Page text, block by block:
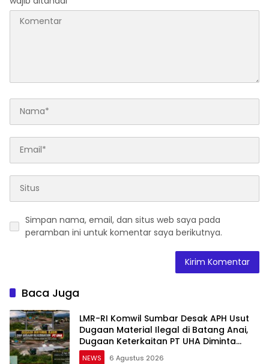
Simpan nama, email, dan situs web saya pada
peramban ini untuk komentar saya berikutnya.
Baca Juga
LMR-RI Komwil Sumbar Desak APH Usut
Dugaan Material Ilegal di Batang Anai,
Dugaan Keterkaitan PT UHA Diminta
Diselidiki Tuntas
NEWS 6 Agustus 2026